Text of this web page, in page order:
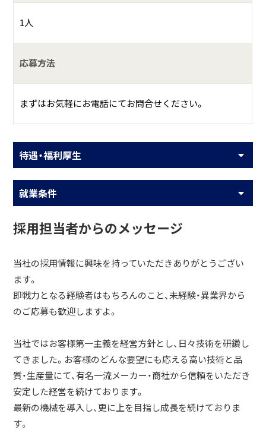
1人
応募方法
まずはお気軽にお電話にてお問合せください。
待遇・福利厚生
就業条件
採用担当者からのメッセージ
当社の採用情報に興味を持っていただきありがとうござい
ます。
即戦力となる経験者はもちろんのこと、未経験・異業界から
のご応募も歓迎しますよ。
当社ではお客様第一主義を経営方針とし、日々技術を研鑽し
てきました。お客様のどんな要望にも応える高い技術と品
質・生産量にて、有名一流メーカー・商社から信頼をいただき
安定した経営を続けております。
最新の機械を導入し、更に上を目指し成長を続けておりま
す。